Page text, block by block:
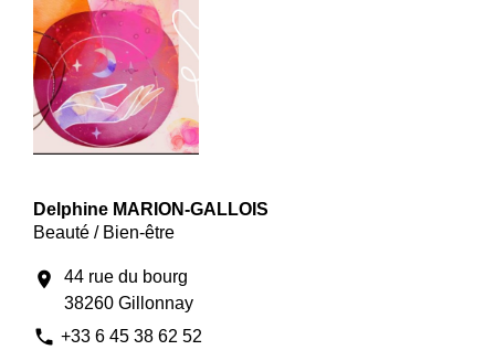
Delphine MARION-GALLOIS
Beauté / Bien-être
location_on
44 rue du bourg
38260 Gillonnay
phone +33 6 45 38 62 52